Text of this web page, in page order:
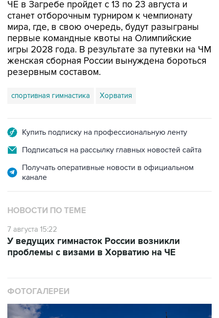
мира, где, в свою очередь, будут разыграны
первые командные квоты на Олимпийские
игры 2028 года. В результате за путевки на ЧМ
женская сборная России вынуждена бороться
резервным составом.
спортивная гимнастика Хорватия
Подписаться на рассылку главных новостей сайта
Получать оперативные новости в официальном
канале
НОВОСТИ ПО ТЕМЕ
7 августа 15:22
проблемы с визами в Хорватию на ЧЕ